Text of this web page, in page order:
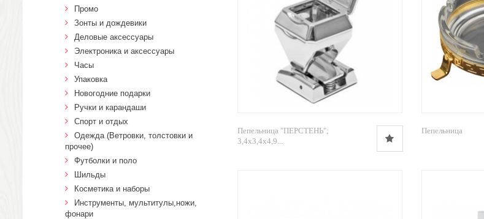
Пепельница "ПЕРСТЕНЬ";
3,4х3,4х4,9...
Пепельница
Промо
Зонты и дождевики
Деловые аксессуары
Электроника и аксессуары
Часы
Упаковка
Новогодние подарки
Ручки и карандаши
Спорт и отдых
Одежда (Ветровки, толстовки и
прочее)
Футболки и поло
Шильды
Косметика и наборы
Инструменты, мультитулы,ножи,
фонари